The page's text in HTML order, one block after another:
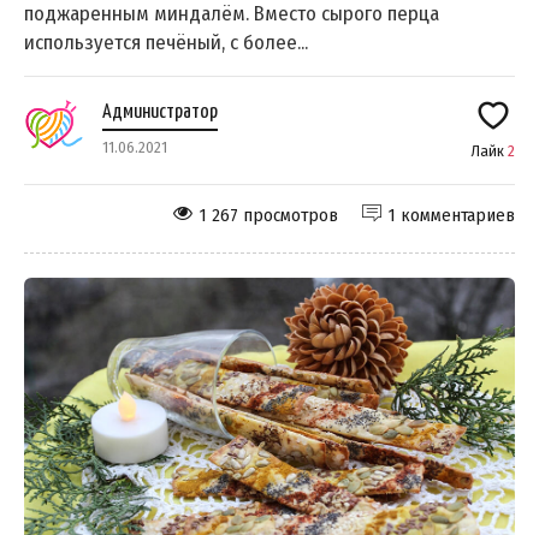
поджаренным миндалём. Вместо сырого перца
используется печёный, с более...
Администратор
11.06.2021 Лайк 2
1 комментариев
1 267 просмотров